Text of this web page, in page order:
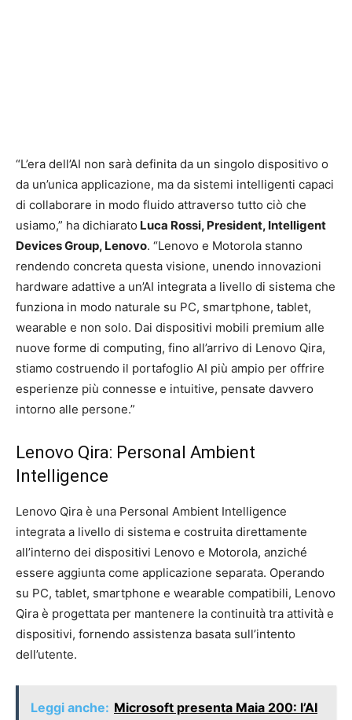
“L’era dell’AI non sarà definita da un singolo dispositivo o
da un’unica applicazione, ma da sistemi intelligenti capaci
di collaborare in modo fluido attraverso tutto ciò che
usiamo,” ha dichiarato Luca Rossi, President, Intelligent
Devices Group, Lenovo. “Lenovo e Motorola stanno
rendendo concreta questa visione, unendo innovazioni
hardware adattive a un’AI integrata a livello di sistema che
funziona in modo naturale su PC, smartphone, tablet,
wearable e non solo. Dai dispositivi mobili premium alle
nuove forme di computing, fino all’arrivo di Lenovo Qira,
stiamo costruendo il portafoglio AI più ampio per offrire
esperienze più connesse e intuitive, pensate davvero
intorno alle persone.”
Lenovo Qira: Personal Ambient
Intelligence
Lenovo Qira è una Personal Ambient Intelligence
integrata a livello di sistema e costruita direttamente
all’interno dei dispositivi Lenovo e Motorola, anziché
essere aggiunta come applicazione separata. Operando
su PC, tablet, smartphone e wearable compatibili, Lenovo
Qira è progettata per mantenere la continuità tra attività e
dispositivi, fornendo assistenza basata sull’intento
dell’utente.
Leggi anche: Microsoft presenta Maia 200: l’AI